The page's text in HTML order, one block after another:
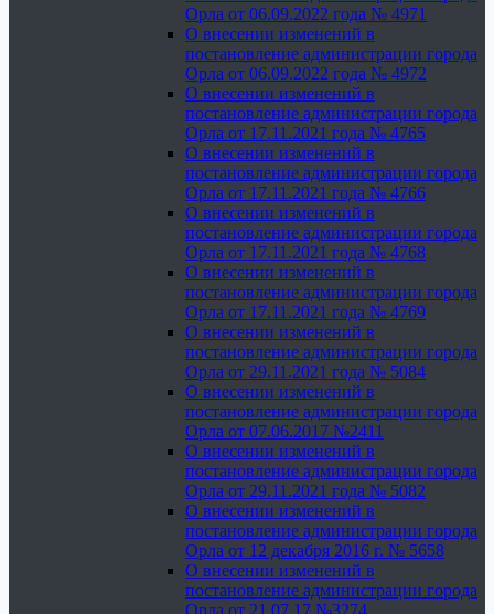
Орла от 06.09.2022 года № 4971
О внесении изменений в
постановление администрации города
Орла от 06.09.2022 года № 4972
О внесении изменений в
постановление администрации города
Орла от 17.11.2021 года № 4765
О внесении изменений в
постановление администрации города
Орла от 17.11.2021 года № 4766
О внесении изменений в
постановление администрации города
Орла от 17.11.2021 года № 4768
О внесении изменений в
постановление администрации города
Орла от 17.11.2021 года № 4769
О внесении изменений в
постановление администрации города
Орла от 29.11.2021 года № 5084
О внесении изменений в
постановление администрации города
Орла от 07.06.2017 №2411
О внесении изменений в
постановление администрации города
Орла от 29.11.2021 года № 5082
О внесении изменений в
постановление администрации города
Орла от 12 декабря 2016 г. № 5658
О внесении изменений в
постановление администрации города
Орла от 21.07.17 №3274